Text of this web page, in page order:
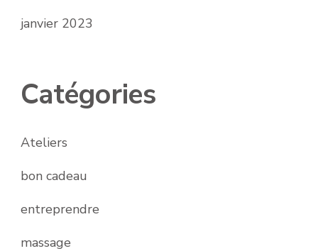
janvier 2023
Catégories
Ateliers
bon cadeau
entreprendre
massage